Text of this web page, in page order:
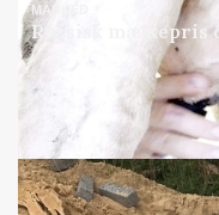
MARKED
Russisk mælkepris